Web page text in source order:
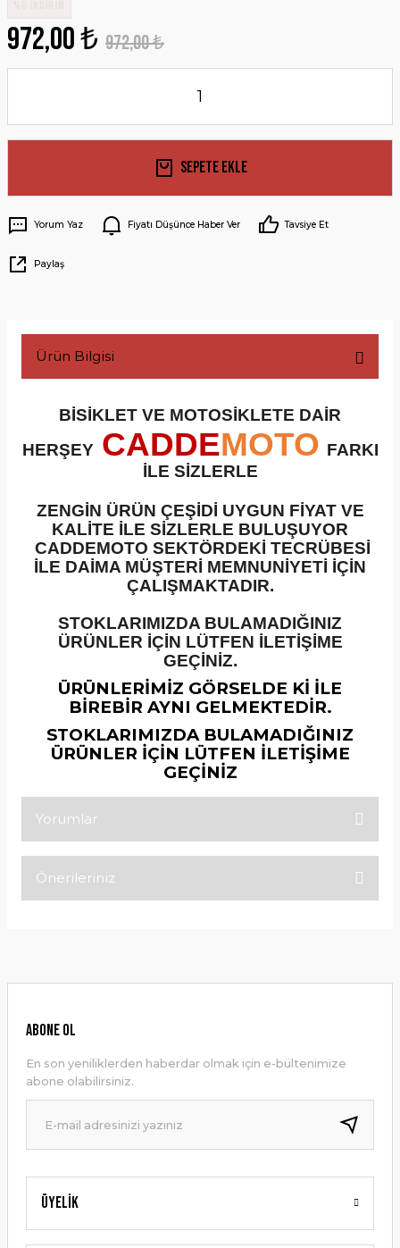
972,00 ₺ 972,00 ₺
Sepete Ekle
Yorum Yaz Fiyatı Düşünce Haber Ver Tavsiye Et
Paylaş
Ürün Bilgisi
BİSİKLET VE MOTOSİKLETE DAİR
HERŞEY CADDEMOTO FARKI
İLE SİZLERLE
ZENGİN ÜRÜN ÇEŞİDİ UYGUN FİYAT VE
KALİTE İLE SİZLERLE BULUŞUYOR
CADDEMOTO SEKTÖRDEKİ TECRÜBESİ
İLE DAİMA MÜŞTERİ MEMNUNİYETİ İÇİN
ÇALIŞMAKTADIR.
STOKLARIMIZDA BULAMADIĞINIZ
ÜRÜNLER İÇİN LÜTFEN İLETİŞİME
GEÇİNİZ.
ÜRÜNLERİMİZ GÖRSELDE Kİ İLE
BİREBİR AYNI GELMEKTEDİR.
STOKLARIMIZDA BULAMADIĞINIZ
ÜRÜNLER İÇİN LÜTFEN İLETİŞİME
GEÇİNİZ
Yorumlar
Önerileriniz
Ürün resmi kalitesiz, bozuk veya görüntülenemiyor.
Ürün bilgilerinde hatalar bulunuyor.
Ürün fiyatı diğer sitelerden daha pahalı.
Bu ürüne benzer farklı alternatifler olmalı.
Gönder
Üyelik
ABONE OL
En son yeniliklerden haberdar olmak için e-bültenimize
abone olabilirsiniz.